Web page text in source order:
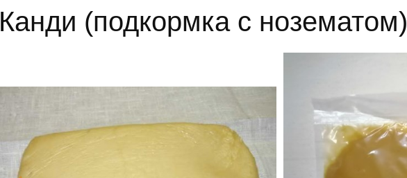
Канди (подкормка с нозематом)